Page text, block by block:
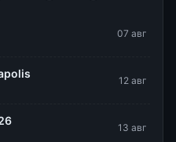
07 авг
12 авг
13 авг